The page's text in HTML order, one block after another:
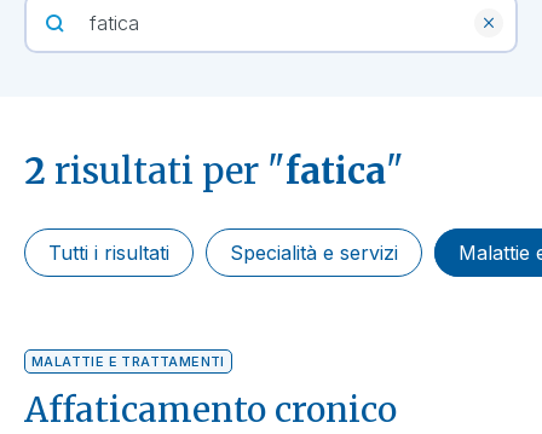
2 risultati per "fatica"
Tutti i risultati Specialità e servizi Malattie
MALATTIE E TRATTAMENTI
Affaticamento cronico